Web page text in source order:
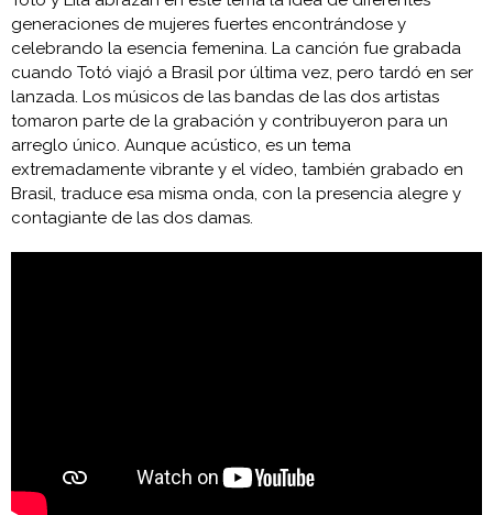
generaciones de mujeres fuertes encontrándose y
celebrando la esencia femenina. La canción fue grabada
cuando Totó viajó a Brasil por última vez, pero tardó en ser
lanzada. Los músicos de las bandas de las dos artistas
tomaron parte de la grabación y contribuyeron para un
arreglo único. Aunque acústico, es un tema
extremadamente vibrante y el vídeo, también grabado en
Brasil, traduce esa misma onda, con la presencia alegre y
contagiante de las dos damas.